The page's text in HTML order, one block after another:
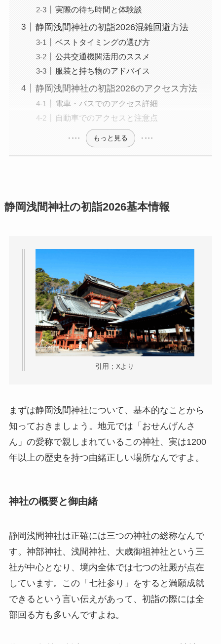
実際の待ち時間と体験談
静岡浅間神社の初詣2026混雑回避方法
ベストタイミングの選び方
公共交通機関活用のススメ
服装と持ち物のアドバイス
静岡浅間神社の初詣2026のアクセス方法
電車・バスでのアクセス詳細
自動車でのアクセスと注意点
もっと見る
静岡浅間神社の初詣2026基本情報
引用；Xより
まずは静岡浅間神社について、基本的なことから
知っておきましょう。地元では「おせんげんさ
ん」の愛称で親しまれているこの神社、実は1200
年以上の歴史を持つ由緒正しい場所なんですよ。
神社の概要と御由緒
静岡浅間神社は正確には三つの神社の総称なんで
す。神部神社、浅間神社、大歳御祖神社という三
社が中心となり、境内全体では七つの社殿が点在
しています。この「七社参り」をすると満願成就
できるという言い伝えがあって、初詣の際には全
部回る方も多いんですよね。